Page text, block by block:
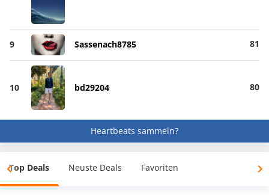
9 Sassenach8785 81
10 bd29204 80
Heartbeats sammeln?
Top Deals Neuste Deals Favoriten